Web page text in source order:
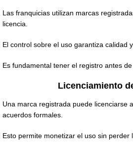
Las franquicias utilizan marcas
licencia.
El control sobre el uso garantiza calidad
Es fundamental tener el registro antes
Licenciamiento
Una marca registrada puede licenciarse
acuerdos formales.
Esto permite monetizar el uso sin perder